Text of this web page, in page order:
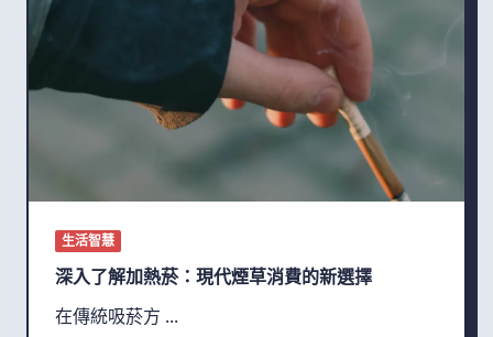
生活智慧
深入了解加熱菸：現代煙草消費的新選擇
在傳統吸菸方 ...